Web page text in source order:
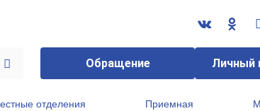
Обращение Личный
отделения Приемная